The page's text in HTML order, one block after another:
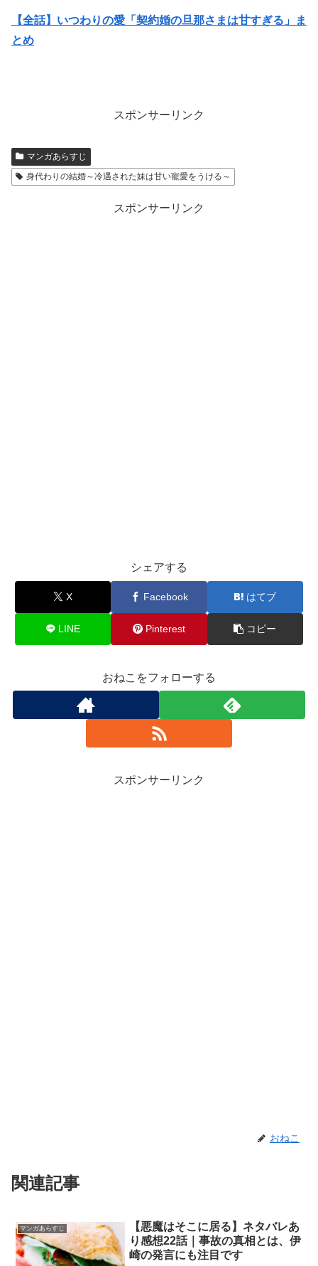
【全話】いつわりの愛「契約婚の旦那さまは甘すぎる」ま
とめ
スポンサーリンク
マンガあらすじ
身代わりの結婚～冷遇された妹は甘い寵愛をうける～
スポンサーリンク
シェアする
X Facebook はてブ
LINE Pinterest コピー
おねこをフォローする
スポンサーリンク
おねこ
関連記事
マンガあらすじ
【悪魔はそこに居る】ネタバレあ
り感想22話｜事故の真相とは、伊
崎の発言にも注目です